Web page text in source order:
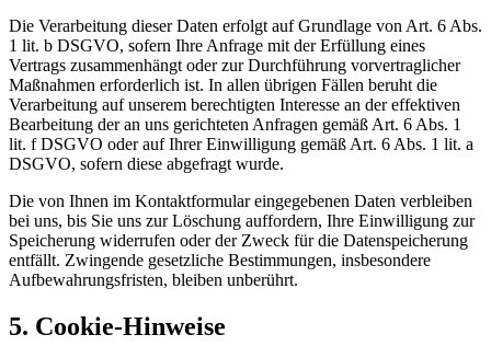
Die Verarbeitung dieser Daten erfolgt auf Grundlage von Art. 6 Abs.
1 lit. b DSGVO, sofern Ihre Anfrage mit der Erfüllung eines
Vertrags zusammenhängt oder zur Durchführung vorvertraglicher
Maßnahmen erforderlich ist. In allen übrigen Fällen beruht die
Verarbeitung auf unserem berechtigten Interesse an der effektiven
Bearbeitung der an uns gerichteten Anfragen gemäß Art. 6 Abs. 1
lit. f DSGVO oder auf Ihrer Einwilligung gemäß Art. 6 Abs. 1 lit. a
DSGVO, sofern diese abgefragt wurde.
Die von Ihnen im Kontaktformular eingegebenen Daten verbleiben
bei uns, bis Sie uns zur Löschung auffordern, Ihre Einwilligung zur
Speicherung widerrufen oder der Zweck für die Datenspeicherung
entfällt. Zwingende gesetzliche Bestimmungen, insbesondere
Aufbewahrungsfristen, bleiben unberührt.
5. Cookie-Hinweise